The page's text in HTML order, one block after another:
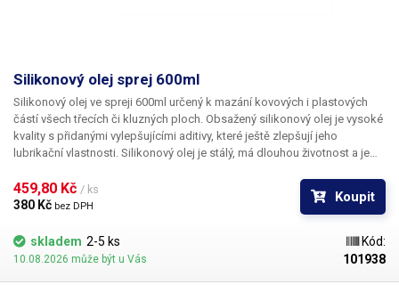
Silikonový olej sprej 600ml
Silikonový olej ve spreji 600ml určený k mazání kovových i plastových
částí všech třecích či kluzných ploch. Obsažený silikonový olej je vysoké
kvality s přidanými vylepšujícími aditivy, které ještě zlepšují jeho
lubrikační vlastnosti. Silikonový olej je stálý, má dlouhou životnost a je
poskytuje ochranu proti vlhkosti a následné korozi
. Vhodný jako mazivo
převodů, řetězů, třecích a kluzných ploch, k lepšímu těsnění těsnících O
(rozdělovač) a dielektrická kapalina - permeabilita 25°C,
Ω.cm:1.1015. Výborné separační, dielektrické a vodoodpudivé účinky.
459,80 Kč / ks
380 Kč bez DPH
Koupit
skladem 2-5 ks
10.08.2026 může být u Vás
Kód:
101938